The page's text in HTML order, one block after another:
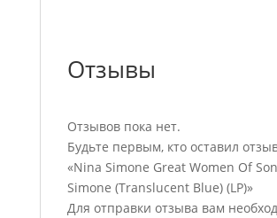
Отзывы
Отзывов пока нет.
Будьте первым, кто оставил
«Nina Simone Great Women Of
Simone (Translucent Blue) (LP)»
Для отправки отзыва вам